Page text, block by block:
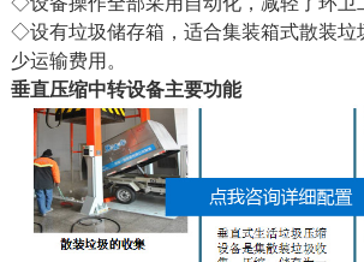
◇设有垃圾储存箱，适合集装箱式散装垃
少运输费用。
垂直压缩中转设备主要功能